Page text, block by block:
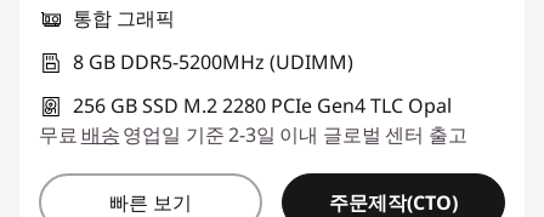
통합 그래픽
8 GB DDR5-5200MHz (UDIMM)
256 GB SSD M.2 2280 PCIe Gen4 TLC Opal
무료 배송영업일 기준 2-3일 이내 글로벌 센터 출고
빠른 보기 주문제작(CTO)